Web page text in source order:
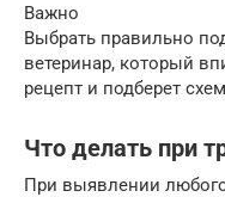
Важно
Выбрать правильно
ветеринар, который
рецепт и подберет
Что делать при
При выявлении